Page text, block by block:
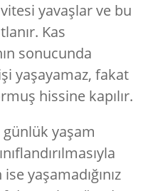
yavaşlar ve bu
Kas
sonucunda
yaşayamaz, fakat
hissine kapılır.
yaşam
yaşamadığınız